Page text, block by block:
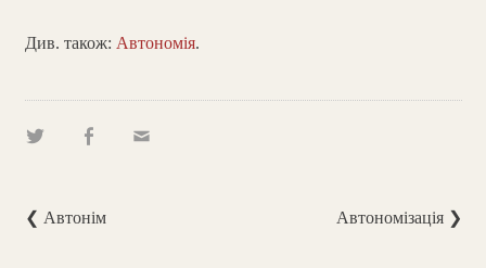
Див. також: Автономія.
❮ Автонім Автономізація ❯